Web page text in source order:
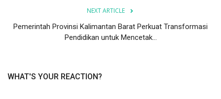
NEXT ARTICLE
Pemerintah Provinsi Kalimantan Barat Perkuat Transformasi
Pendidikan untuk Mencetak...
WHAT'S YOUR REACTION?